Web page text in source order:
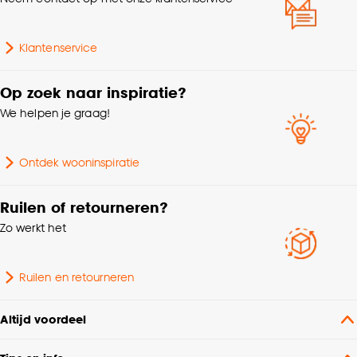
Goed om te weten is dat je deze keuze altijd nog
cookieverklaring
Klantenservice
Op zoek naar inspiratie?
We helpen je graag!
Ontdek wooninspiratie
Ruilen of retourneren?
Zo werkt het
Ruilen en retourneren
Altijd voordeel